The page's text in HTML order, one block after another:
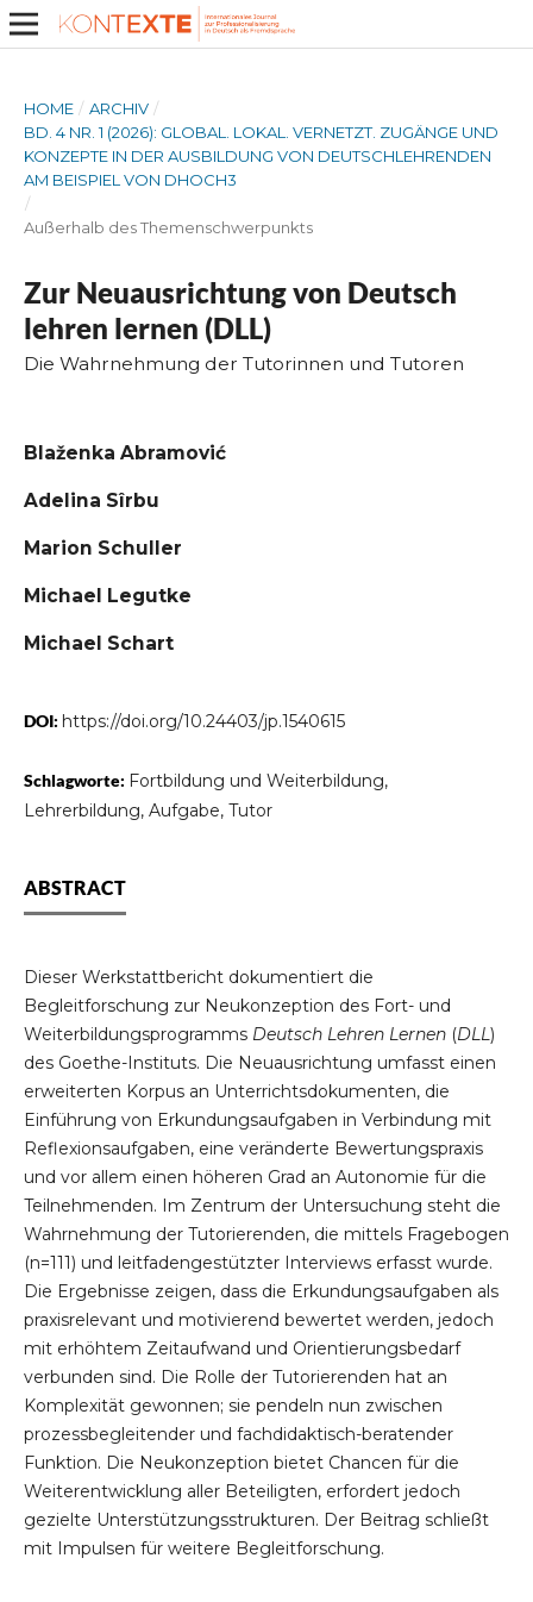
HOME / ARCHIV /
BD. 4 NR. 1 (2026): GLOBAL. LOKAL. VERNETZT. ZUGÄNGE UND
KONZEPTE IN DER AUSBILDUNG VON DEUTSCHLEHRENDEN
AM BEISPIEL VON DHOCH3
/
Außerhalb des Themenschwerpunkts
Zur Neuausrichtung von Deutsch
lehren lernen (DLL)
Die Wahrnehmung der Tutorinnen und Tutoren
Blaženka Abramović
Adelina Sîrbu
Marion Schuller
Michael Legutke
Michael Schart
DOI: https://doi.org/10.24403/jp.1540615
Schlagworte: Fortbildung und Weiterbildung,
Lehrerbildung, Aufgabe, Tutor
ABSTRACT
Dieser Werkstattbericht dokumentiert die
Begleitforschung zur Neukonzeption des Fort- und
Weiterbildungsprogramms Deutsch Lehren Lernen(DLL)
des Goethe-Instituts. Die Neuausrichtung umfasst einen
erweiterten Korpus an Unterrichtsdokumenten, die
Einführung von Erkundungsaufgaben in Verbindung mit
Reflexionsaufgaben, eine veränderte Bewertungspraxis
und vor allem einen höheren Grad an Autonomie für die
Teilnehmenden. Im Zentrum der Untersuchung steht die
Wahrnehmung der Tutorierenden, die mittels Fragebogen
(n=111) und leitfadengestützter Interviews erfasst wurde.
Die Ergebnisse zeigen, dass die Erkundungsaufgaben als
praxisrelevant und motivierend bewertet werden, jedoch
mit erhöhtem Zeitaufwand und Orientierungsbedarf
verbunden sind. Die Rolle der Tutorierenden hat an
Komplexität gewonnen; sie pendeln nun zwischen
prozessbegleitender und fachdidaktisch-beratender
Funktion. Die Neukonzeption bietet Chancen für die
Weiterentwicklung aller Beteiligten, erfordert jedoch
gezielte Unterstützungsstrukturen. Der Beitrag schließt
mit Impulsen für weitere Begleitforschung.